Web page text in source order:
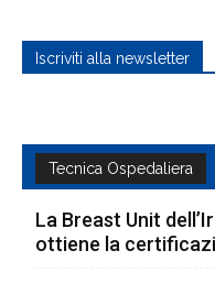
Iscriviti alla newsletter
Tecnica Ospedaliera
La Breast Unit
ottiene la